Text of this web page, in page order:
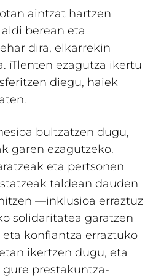
aintzat hartzen
berean eta
dira, elkarrekin
iTlenten ezagutza ikertu
diegu, haiek
bultzatzen dugu,
garen ezagutzeko.
eta pertsonen
taldean dauden
—inklusioa erraztuz
solidaritatea garatzen
konfiantza erraztuko
ikertzen dugu, eta
prestakuntza-